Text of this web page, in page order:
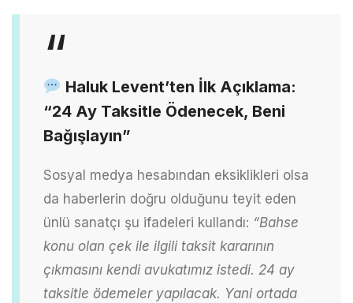
Haluk Levent’ten İlk Açıklama:
“24 Ay Taksitle Ödenecek, Beni
Bağışlayın”
Sosyal medya hesabından eksiklikleri olsa
da haberlerin doğru olduğunu teyit eden
ünlü sanatçı şu ifadeleri kullandı: “Bahse
konu olan çek ile ilgili taksit kararının
çıkmasını kendi avukatımız istedi. 24 ay
taksitle ödemeler yapılacak. Yani ortada